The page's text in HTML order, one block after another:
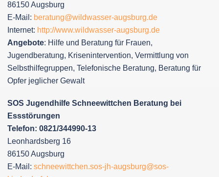
86150 Augsburg
E-Mail: beratung@wildwasser-augsburg.de
Internet: http://www.wildwasser-augsburg.de
Angebote: Hilfe und Beratung für Frauen,
Jugendberatung, Krisenintervention, Vermittlung von
Selbsthilfegruppen, Telefonische Beratung, Beratung für
Opfer jeglicher Gewalt
SOS Jugendhilfe Schneewittchen Beratung bei
Essstörungen
Telefon: 0821/344990-13
Leonhardsberg 16
86150 Augsburg
E-Mail: schneewittchen.sos-jh-augsburg@sos-